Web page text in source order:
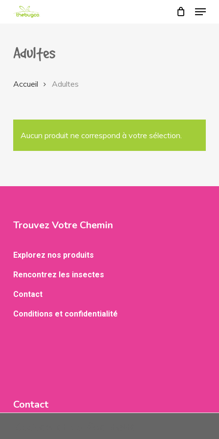
content
Menu
Adultes
Accueil Adultes
Aucun produit ne correspond à votre sélection.
Trouvez Votre Chemin
Explorez nos produits
Rencontrez les insectes
Contact
Conditions et confidentialité
Contact